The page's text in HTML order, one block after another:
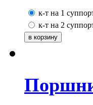
к-т на 1
к-т на 2
Поршни